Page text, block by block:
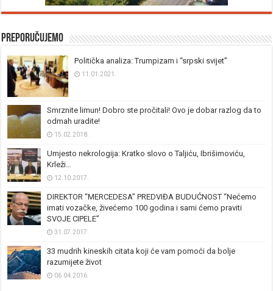
Preporučujemo
Politička analiza: Trumpizam i “srpski svijet”
11.01.2021.
Smrznite limun! Dobro ste pročitali! Ovo je dobar razlog da to
odmah uradite!
15.02.2018.
Umjesto nekrologija: Kratko slovo o Taljiću, Ibrišimoviću,
Krleži…
12.10.2017.
DIREKTOR “MERCEDESA” PREDVIĐA BUDUĆNOST “Nećemo
imati vozačke, živećemo 100 godina i sami ćemo praviti
SVOJE CIPELE”
31.07.2017.
33 mudrih kineskih citata koji će vam pomoći da bolje
razumijete život
06.04.2016.